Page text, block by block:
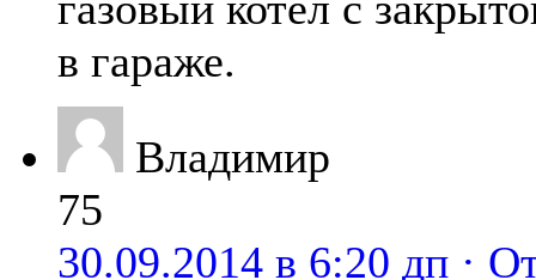
в гараже.
Владимир
75
30.09.2014 в 6:20 дп ·